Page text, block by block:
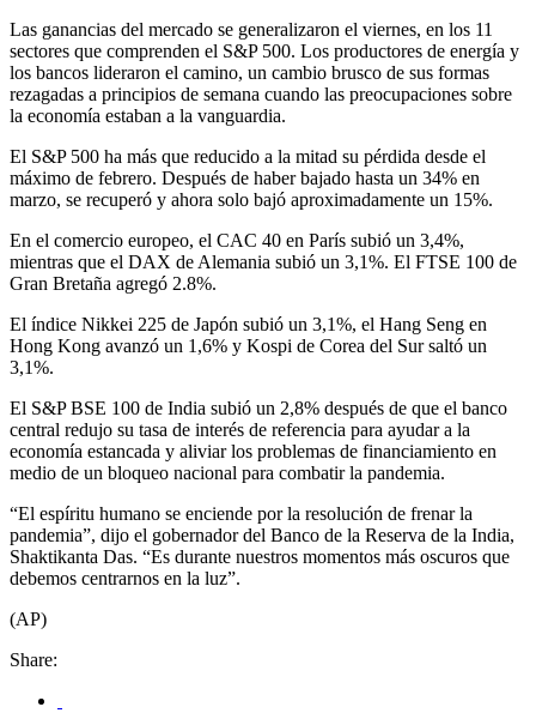
Las ganancias del mercado se generalizaron el viernes, en los 11
sectores que comprenden el S&P 500. Los productores de energía y
los bancos lideraron el camino, un cambio brusco de sus formas
rezagadas a principios de semana cuando las preocupaciones sobre
la economía estaban a la vanguardia.
El S&P 500 ha más que reducido a la mitad su pérdida desde el
máximo de febrero. Después de haber bajado hasta un 34% en
marzo, se recuperó y ahora solo bajó aproximadamente un 15%.
En el comercio europeo, el CAC 40 en París subió un 3,4%,
mientras que el DAX de Alemania subió un 3,1%. El FTSE 100 de
Gran Bretaña agregó 2.8%.
El índice Nikkei 225 de Japón subió un 3,1%, el Hang Seng en
Hong Kong avanzó un 1,6% y Kospi de Corea del Sur saltó un
3,1%.
El S&P BSE 100 de India subió un 2,8% después de que el banco
central redujo su tasa de interés de referencia para ayudar a la
economía estancada y aliviar los problemas de financiamiento en
medio de un bloqueo nacional para combatir la pandemia.
“El espíritu humano se enciende por la resolución de frenar la
pandemia”, dijo el gobernador del Banco de la Reserva de la India,
Shaktikanta Das. “Es durante nuestros momentos más oscuros que
debemos centrarnos en la luz”.
(AP)
Share: